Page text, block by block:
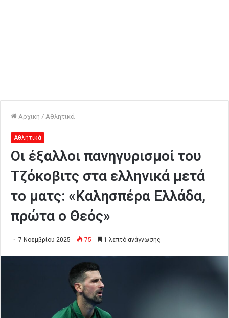
Αρχική / Αθλητικά
Αθλητικά
Οι έξαλλοι πανηγυρισμοί του
Τζόκοβιτς στα ελληνικά μετά
το ματς: «Καλησπέρα Ελλάδα,
πρώτα ο Θεός»
7 Νοεμβρίου 2025 75 1 λεπτό ανάγνωσης